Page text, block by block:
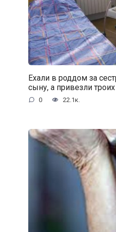
Ехали в роддом за
сыну, а привезли троих
0 22.1к.